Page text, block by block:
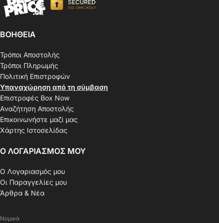
ΒΟΗΘΕΙΑ
Τρόποι Αποστολής
Τρόποι Πληρωμής
Πολιτική Επιστροφών
Υπαναχώρηση από τη σύμβαση
Επιστροφές Box Now
Αναζήτηση Αποστολής
Επικοινωνήστε μαζί μας
Χάρτης Ιστοσελίδας
Ο ΛΟΓΑΡΙΑΣΜΟΣ ΜΟΥ
Ο Λογαριασμός μου
Οι Παραγγελίες μου
Άρθρα & Νέα
Νομικά